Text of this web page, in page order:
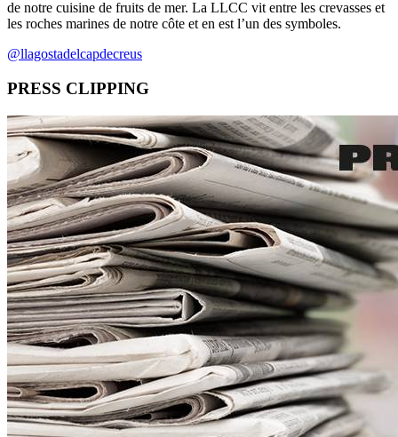
de notre cuisine de fruits de mer. La LLCC vit entre les crevasses et
les roches marines de notre côte et en est l’un des symboles.
@llagostadelcapdecreus
PRESS CLIPPING